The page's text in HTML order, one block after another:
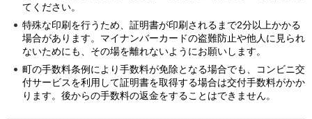
てください。
特殊な印刷を行うため、証明書が印刷されるまで2分以上かかる
場合があります。マイナンバーカードの盗難防止や他人に見られ
ないためにも、その場を離れないようにお願いします。
町の手数料条例により手数料が免除となる場合でも、コンビニ交
付サービスを利用して証明書を取得する場合は交付手数料がかか
ります。後からの手数料の返金をすることはできません。